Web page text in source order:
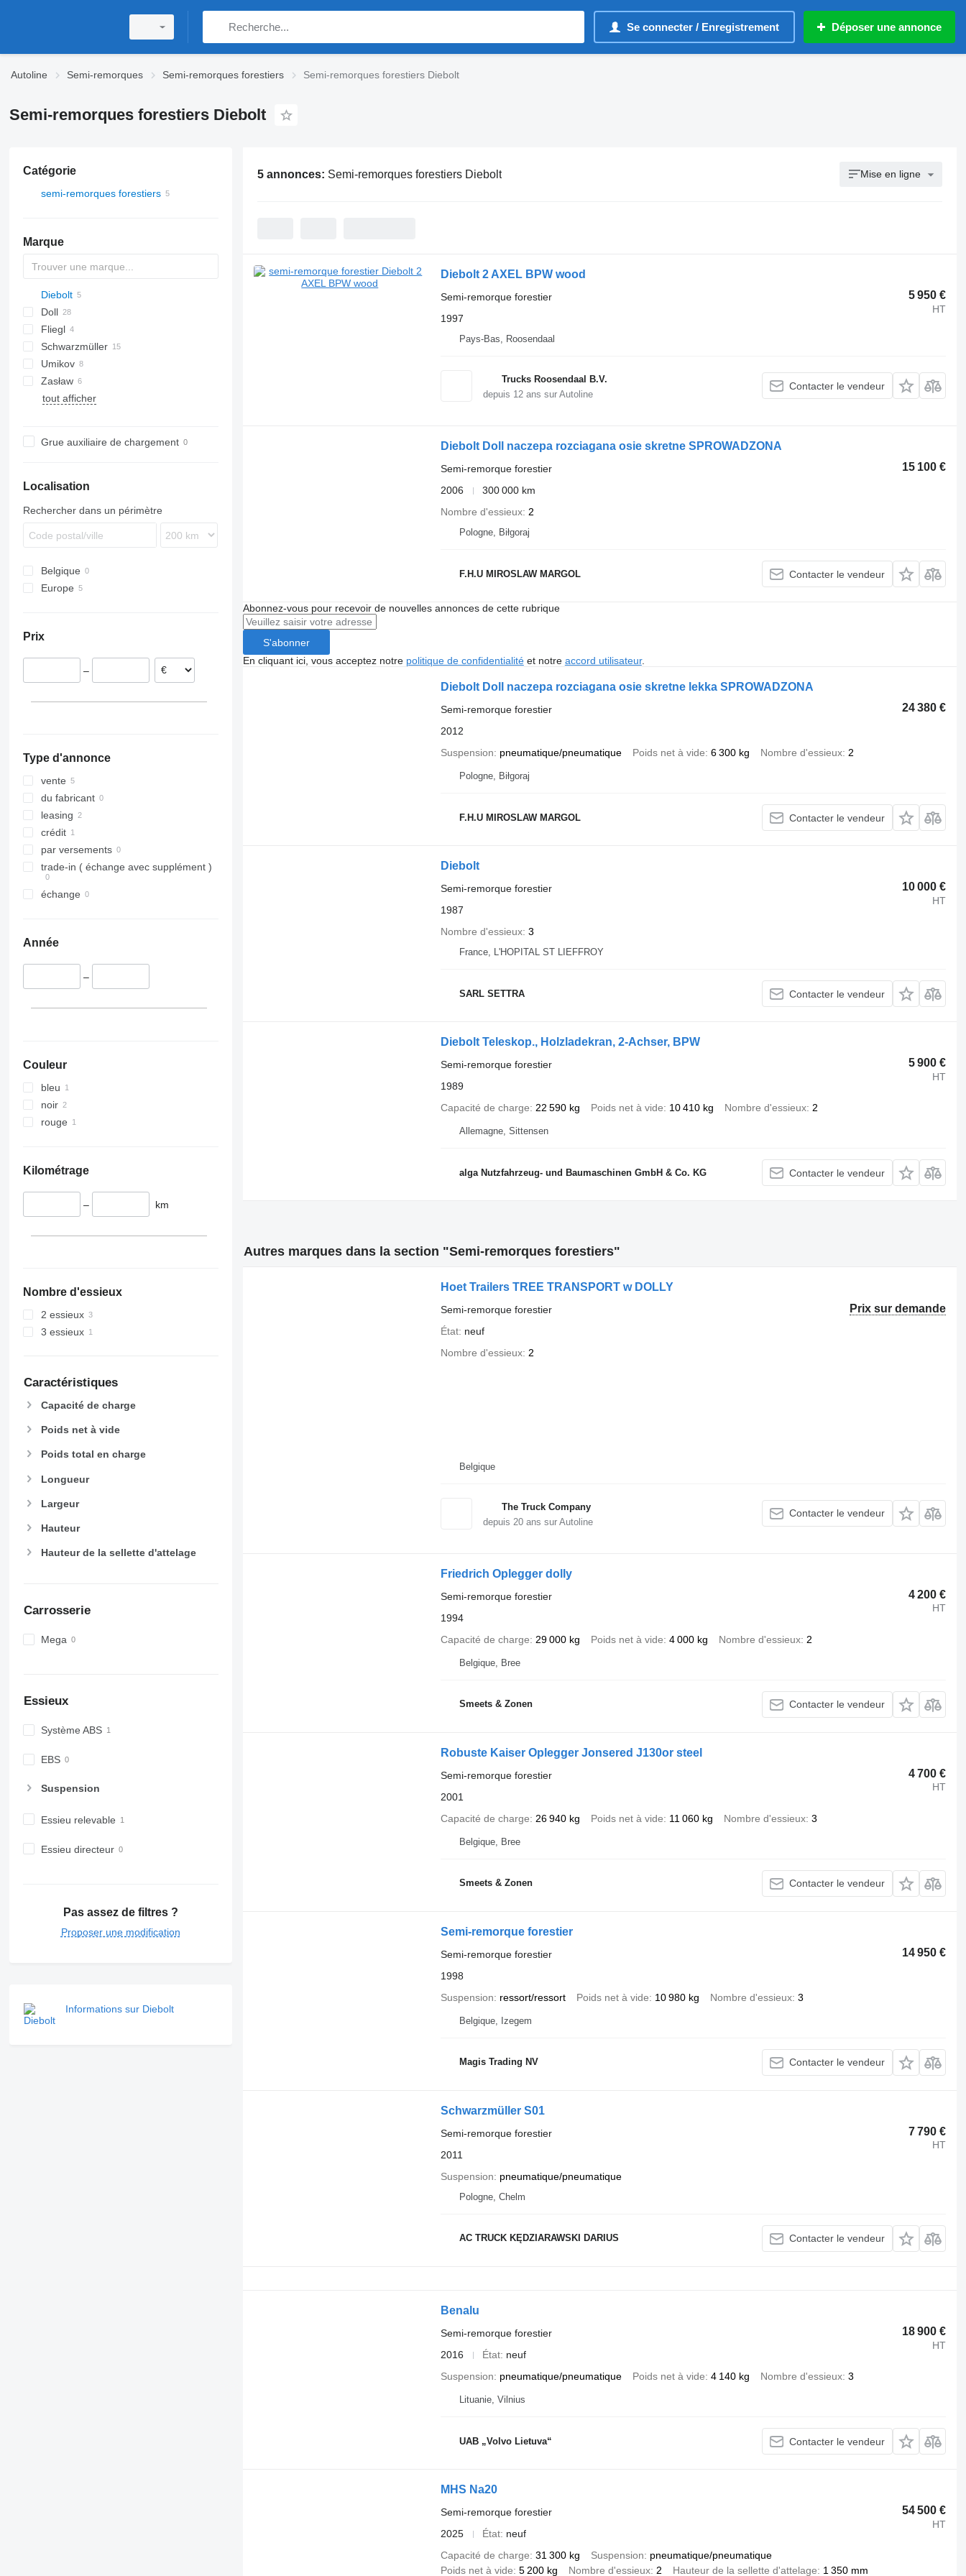
Se connecter / Enregistrement Déposer une annonce
Autoline Semi-remorques Semi-remorques forestiers Semi-remorques forestiers Diebolt
Semi-remorques forestiers Diebolt
Catégorie
semi-remorques forestiers
Marque
C-series
Diebolt
Doll
A-series
Logo
Fliegl
SDS
T-series
S-series
S-series
SN
MNL
NV
ROC
Kaiser
Schwarzmüller
Umikov
36
Zasław
D-series
tout afficher
Grue auxiliaire de chargement
Localisation
Rechercher dans un périmètre
Belgique
Europe
Allemagne
Prix
–
Type d'annonce
vente
du fabricant
leasing
crédit
par versements
trade-in ( échange avec supplément )
échange
Année
–
Couleur
bleu
noir
rouge
Kilométrage
– km
Nombre d'essieux
2 essieux
3 essieux
Caractéristiques
Capacité de charge
Poids net à vide
Poids total en charge
Longueur
Largeur
Hauteur
Hauteur de la sellette d'attelage
Carrosserie
Mega
Essieux
Système ABS
EBS
Suspension
Essieu relevable
Essieu directeur
Pas assez de filtres ?
Proposer une modification
Informations sur Diebolt
5 annonces: Semi-remorques forestiers Diebolt Mise en ligne
Diebolt 2 AXEL BPW wood
5 950 €
HT
Semi-remorque forestier
1997
Pays-Bas, Roosendaal
Trucks Roosendaal B.V.
depuis 12ans sur Autoline
Contacter le vendeur
Diebolt Doll naczepa rozciagana osie skretne SPROWADZONA
15 100 €
Semi-remorque forestier
2006
300 000 km
Nombre d'essieux 2
Pologne, Biłgoraj
F.H.U MIROSLAW MARGOL Contacter le vendeur
Abonnez-vous pour recevoir de nouvelles annonces de cette rubrique
S'abonner
En cliquant ici, vous acceptez notre politique de confidentialitéet notre accord utilisateur.
Diebolt Doll naczepa rozciagana osie skretne lekka SPROWADZONA
24 380 €
Semi-remorque forestier
2012
Suspension
pneumatique/pneumatique Poids net à vide 6 300 kg Nombre d'essieux 2
Pologne, Biłgoraj
F.H.U MIROSLAW MARGOL Contacter le vendeur
Diebolt
10 000 €
HT
Semi-remorque forestier
1987
Nombre d'essieux 3
France, L'HOPITAL ST LIEFFROY
SARL SETTRA Contacter le vendeur
Diebolt Teleskop., Holzladekran, 2-Achser, BPW
5 900 €
HT
Semi-remorque forestier
1989
Capacité de charge
22 590 kg Poids net à vide 10 410 kg Nombre d'essieux 2
Allemagne, Sittensen
alga Nutzfahrzeug- und Baumaschinen GmbH & Co. KG Contacter le vendeur
Autres marques dans la section "Semi-remorques forestiers"
Hoet Trailers TREE TRANSPORT w DOLLY
Prix sur demande
Semi-remorque forestier
État neuf
Nombre d'essieux 2
Belgique
The Truck Company
depuis 20ans sur Autoline
Contacter le vendeur
Friedrich Oplegger dolly
4 200 €
HT
Semi-remorque forestier
1994
Capacité de charge
29 000 kg Poids net à vide 4 000 kg Nombre d'essieux 2
Belgique, Bree
Smeets & Zonen Contacter le vendeur
Robuste Kaiser Oplegger Jonsered J130or steel
4 700 €
HT
Semi-remorque forestier
2001
Capacité de charge
26 940 kg Poids net à vide 11 060 kg Nombre d'essieux 3
Belgique, Bree
Smeets & Zonen Contacter le vendeur
Semi-remorque forestier
14 950 €
Semi-remorque forestier
1998
Suspension
ressort/ressort Poids net à vide 10 980 kg Nombre d'essieux 3
Belgique, Izegem
Magis Trading NV Contacter le vendeur
Schwarzmüller S01
7 790 €
HT
Semi-remorque forestier
2011
Suspension
pneumatique/pneumatique
Pologne, Chelm
AC TRUCK KĘDZIARAWSKI DARIUS Contacter le vendeur
Benalu
18 900 €
HT
Semi-remorque forestier
2016
État neuf
Suspension
pneumatique/pneumatique Poids net à vide 4 140 kg Nombre d'essieux 3
Lituanie, Vilnius
UAB „Volvo Lietuva“ Contacter le vendeur
MHS Na20
54 500 €
HT
Semi-remorque forestier
2025
État neuf
Capacité de charge 31 300 kg Suspension
pneumatique/pneumatique
Poids net à vide 5 200 kg Nombre d'essieux 2 Hauteur de la sellette d'attelage 1 350 mm